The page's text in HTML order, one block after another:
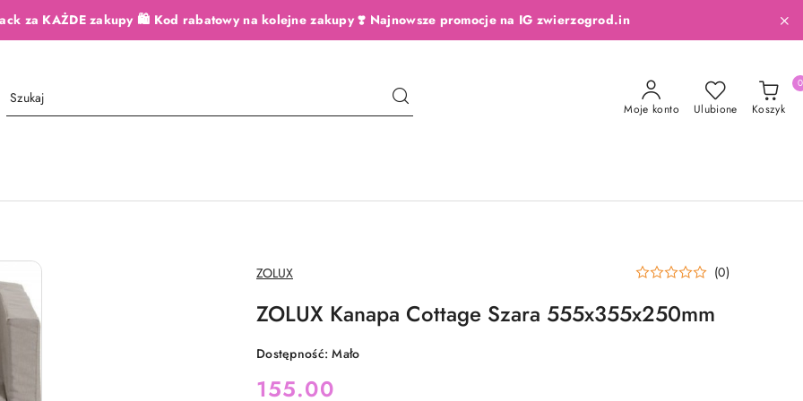
za KAŻDE zakupy 🛍️ Kod rabatowy na kolejne zakupy ❣️ Najnowsze promocje na IG zwierzogrod.in
Moje konto Ulubione Koszyk
0
NAZWA
PRODUCENTA:
ZOLUX (0)
ZOLUX Kanapa Cottage Szara 555x355x250mm
Dostępność:Mało
cena:
155.00